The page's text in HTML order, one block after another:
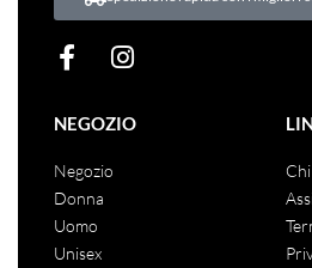
NEGOZIO
Negozio
Donna
Uomo
Unisex